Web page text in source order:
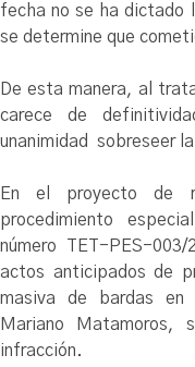
fecha no se ha dictado
se determine que
De esta manera, al
carece de
unanimidad sobreseer
En el proyecto de
procedimiento
número TET-PES-
actos anticipados de
masiva de bardas
Mariano Matamoros,
infracción.